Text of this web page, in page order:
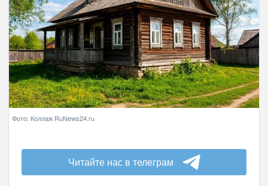
Фото: Коллаж RuNews24.ru
Читайте нас в телеграм